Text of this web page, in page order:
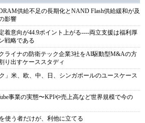
供給不足の長期化とNAND Flash供給緩和が及
影響
着意向が44.9ポイント上がる----両立支援は福利厚
戦略である
ライナの防衛テック企業3社をAI駆動型M&Aの方
り出すケーススタディ
」米、欧、中、日、シンガポールのユースケース
事業の実態〜KPIや売上高など世界規模で今の
使う者だけが、利他に立てる